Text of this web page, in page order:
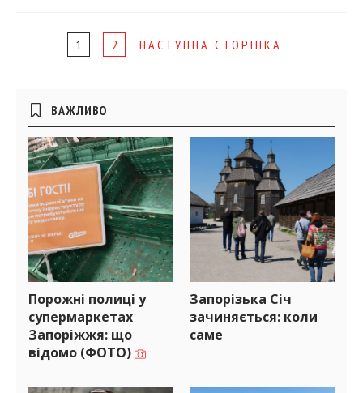
1 2 НАСТУПНА СТОРІНКА
Бічні
віджети
ВАЖЛИВО
Порожні полиці у
супермаркетах
Запоріжжя: що
відомо (ФОТО)
Запорізька Січ
зачиняється: коли
саме